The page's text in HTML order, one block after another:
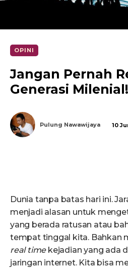
OPINI
Jangan Pernah
Generasi Milenial!
Pulung Nawawijaya 10
Dunia tanpa batas hari ini.
menjadi alasan untuk
yang berada ratusan atau
tempat tinggal kita. Bahkan
real timekejadian yang ada
jaringan internet. Kita bisa